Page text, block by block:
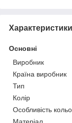
Характеристики
Основні
Виробник
Країна виробник
Тип
Колір
Особливість
Матеріал